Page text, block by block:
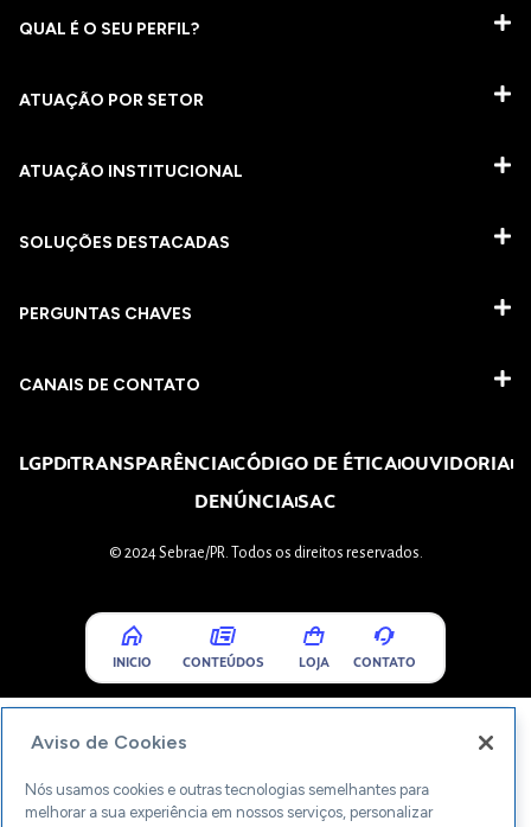
QUAL É O SEU PERFIL?
ATUAÇÃO POR SETOR
ATUAÇÃO INSTITUCIONAL
SOLUÇÕES DESTACADAS
PERGUNTAS CHAVES​
CANAIS DE CONTATO
LGPDTRANSPARÊNCIACÓDIGO DE ÉTICAOUVIDORIA
DENÚNCIASAC
© 2024 Sebrae/PR. Todos os direitos reservados.
INICIO CONTEÚDOS LOJA CONTATO
Aviso de Cookies
Nós usamos cookies e outras tecnologias semelhantes para
melhorar a sua experiência em nossos serviços, personalizar